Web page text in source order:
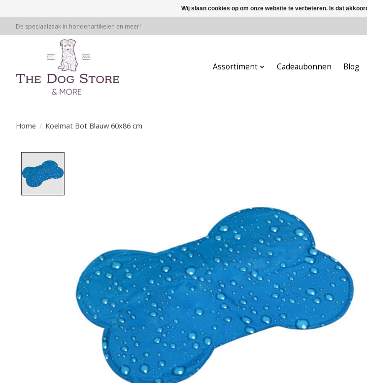
De speciaalzaak in hondenartikelen en meer!
Assortiment Cadeaubonnen Blog
Home / Koelmat Bot Blauw 60x86 cm
Wij slaan cookies op om onze website te verbeteren. Is dat